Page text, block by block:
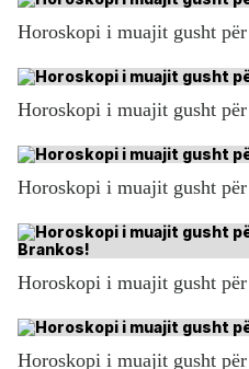
Horoskopi i muajit gusht
Horoskopi i muajit gusht
Horoskopi i muajit gusht
Horoskopi i muajit gusht
Horoskopi i muajit gusht